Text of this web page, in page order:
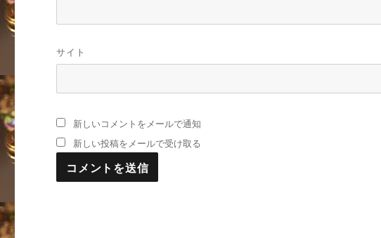
サイト
新しいコメントをメールで通知
新しい投稿をメールで受け取る